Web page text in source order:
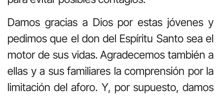
Damos gracias a Dios por estas jóvenes y
pedimos que el don del Espíritu Santo sea el
motor de sus vidas. Agradecemos también a
ellas y a sus familiares la comprensión por la
limitación del aforo. Y, por supuesto, damos